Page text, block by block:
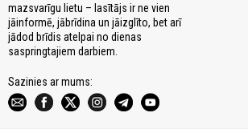
mazsvarīgu lietu – lasītājs ir ne vien
jāinformē, jābrīdina un jāizglīto, bet arī
jādod brīdis atelpai no dienas
saspringtajiem darbiem.
Sazinies ar mums: